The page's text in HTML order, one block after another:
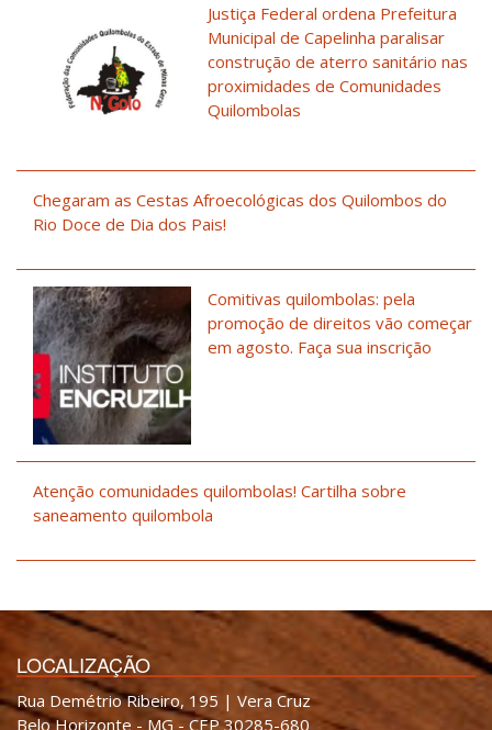
Justiça Federal ordena Prefeitura
Municipal de Capelinha paralisar
construção de aterro sanitário nas
proximidades de Comunidades
Quilombolas
Chegaram as Cestas Afroecológicas dos Quilombos do
Rio Doce de Dia dos Pais!
Comitivas quilombolas: pela
promoção de direitos vão começar
em agosto. Faça sua inscrição
Atenção comunidades quilombolas! Cartilha sobre
saneamento quilombola
LOCALIZAÇÃO
Rua Demétrio Ribeiro, 195 | Vera Cruz
Belo Horizonte - MG - CEP 30285-680